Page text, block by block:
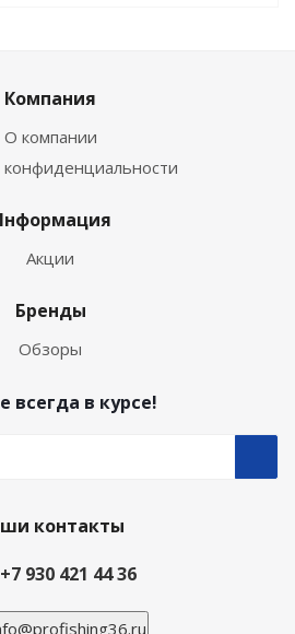
Компания
О компании
конфиденциальности
Акции
Бренды
Обзоры
всегда в курсе!
контакты
+7 930 421 44 36